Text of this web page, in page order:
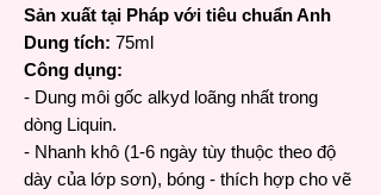
Sản xuất tại Pháp với tiêu chuẩn Anh
Dung tích: 75ml
Công dụng:
- Dung môi gốc alkyd loãng nhất trong
dòng Liquin.
- Nhanh khô (1-6 ngày tùy thuộc theo độ
dày của lớp sơn), bóng - thích hợp cho vẽ